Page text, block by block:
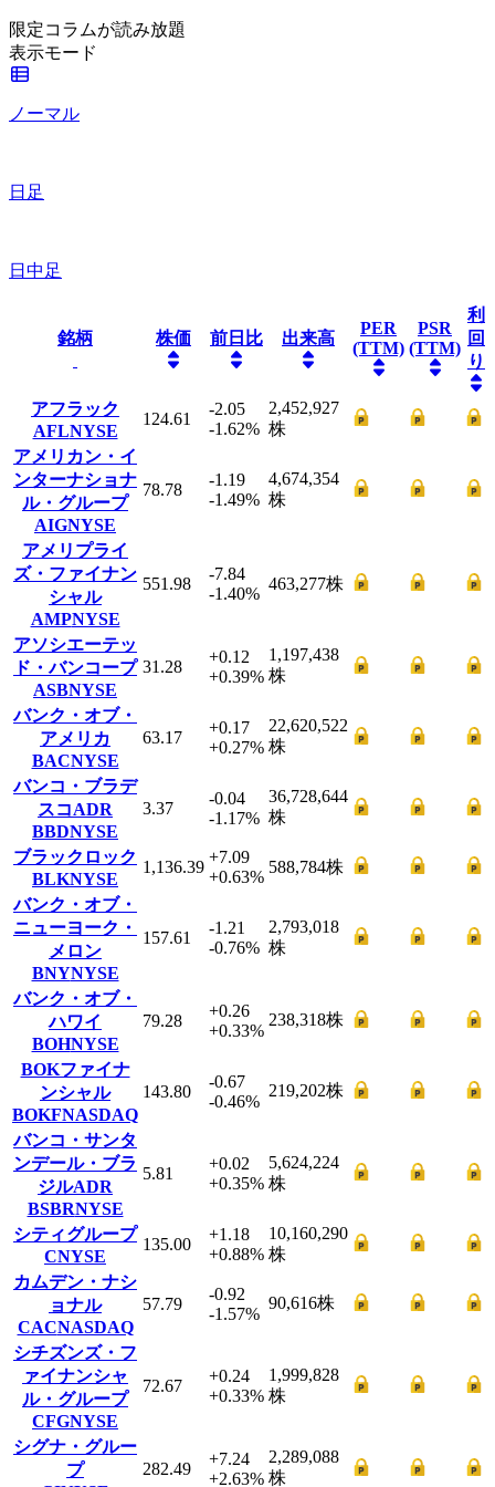
限定コラムが読み放題
表示モード
ノーマル
日足
日中足
銘柄 株価 前日比 出来高
PER
(TTM)
PSR
(TTM)
利
回
り
アフラック
AFLNYSE
124.61
-2.05
-1.62%
2,452,927
株
アメリカン・イ
ンターナショナ
ル・グループ
AIGNYSE
78.78
-1.19
-1.49%
4,674,354
株
アメリプライ
ズ・ファイナン
シャル
AMPNYSE
551.98
-7.84
-1.40%
463,277株
アソシエーテッ
ド・バンコープ
ASBNYSE
31.28
+0.12
+0.39%
1,197,438
株
バンク・オブ・
アメリカ
BACNYSE
63.17
+0.17
+0.27%
22,620,522
株
バンコ・ブラデ
スコADR
BBDNYSE
3.37
-0.04
-1.17%
36,728,644
株
ブラックロック
BLKNYSE
1,136.39
+7.09
+0.63%
588,784株
バンク・オブ・
ニューヨーク・
メロン
BNYNYSE
157.61
-1.21
-0.76%
2,793,018
株
バンク・オブ・
ハワイ
BOHNYSE
79.28
+0.26
+0.33%
238,318株
BOKファイナ
ンシャル
BOKFNASDAQ
143.80
-0.67
-0.46%
219,202株
バンコ・サンタ
ンデール・ブラ
ジルADR
BSBRNYSE
5.81
+0.02
+0.35%
5,624,224
株
シティグループ
CNYSE
135.00
+1.18
+0.88%
10,160,290
株
カムデン・ナシ
ョナル
CACNASDAQ
57.79
-0.92
-1.57%
90,616株
シチズンズ・フ
ァイナンシャ
ル・グループ
CFGNYSE
72.67
+0.24
+0.33%
1,999,828
株
シグナ・グルー
プ
282.49
+7.24
+2.63%
2,289,088
株